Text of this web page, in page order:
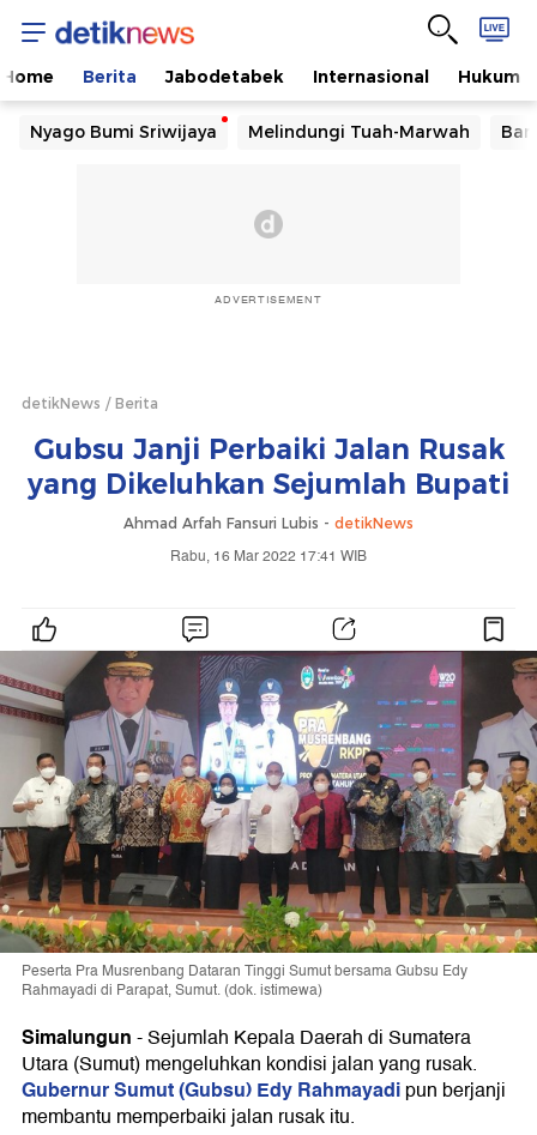
Home Berita Jabodetabek Internasional Hukum
Nyago Bumi Sriwijaya Melindungi Tuah-Marwah
ADVERTISEMENT
detikNews Berita
Gubsu Janji Perbaiki Jalan Rusak
yang Dikeluhkan Sejumlah Bupati
Ahmad Arfah Fansuri Lubis - detikNews
Rabu, 16 Mar 2022 17:41 WIB
Peserta Pra Musrenbang Dataran Tinggi Sumut bersama Gubsu Edy
Rahmayadi di Parapat, Sumut. (dok. istimewa)
Simalungun-Sejumlah Kepala Daerah di Sumatera
Utara (Sumut) mengeluhkan kondisi jalan yang rusak.
Gubernur Sumut (Gubsu) Edy Rahmayadipun berjanji
membantu memperbaiki jalan rusak itu.